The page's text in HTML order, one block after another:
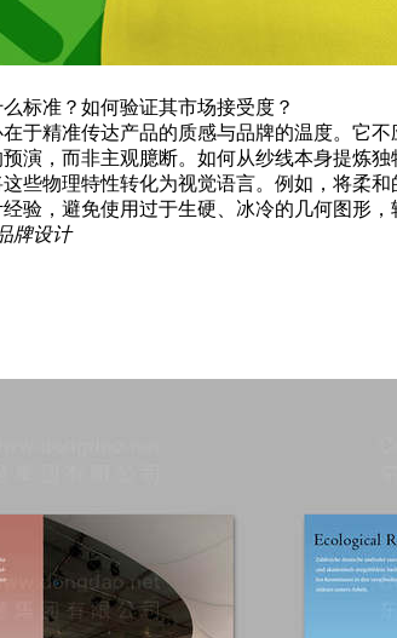
标准？如何验证其市场接受度？
于精准传达产品的质感与品牌的温度。它
演，而非主观臆断。如何从纱线本身提炼
些物理特性转化为视觉语言。例如，将柔
验，避免使用过于生硬、冰冷的几何图形
牌设计